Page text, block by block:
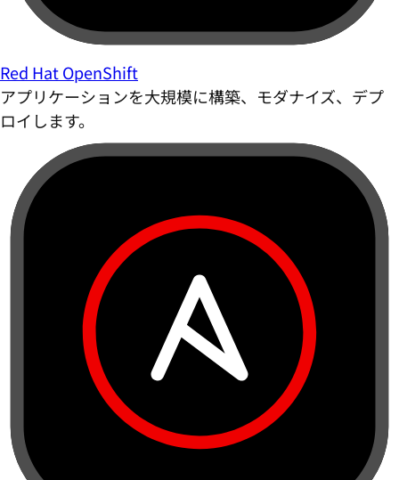
アプリケーションを大規模に構築、モダナイズ、デプ
ロイします。